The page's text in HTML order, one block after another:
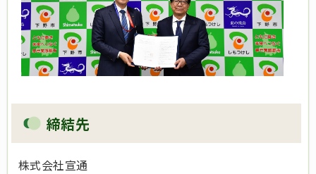
締結先
株式会社宣通